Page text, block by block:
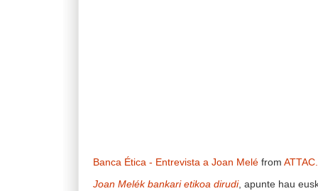
Banca Ética - Entrevista a Joan Melé from
Joan Melék bankari etikoa dirudi, apunte hau